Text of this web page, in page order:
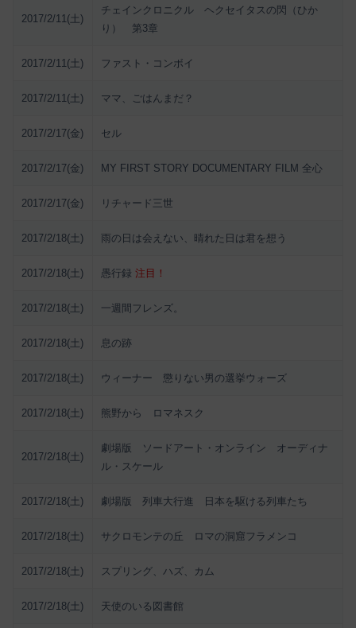
2017/2/11(土)
チェインクロニクル ヘクセイタスの閃（ひか
り） 第3章
2017/2/11(土) ファスト・コンボイ
2017/2/11(土) ママ、ごはんまだ？
2017/2/17(金) セル
2017/2/17(金) MY FIRST STORY DOCUMENTARY FILM 全心
2017/2/17(金) リチャード三世
2017/2/18(土) 雨の日は会えない、晴れた日は君を想う
2017/2/18(土) 愚行録注目！
2017/2/18(土) 一週間フレンズ。
2017/2/18(土) 息の跡
2017/2/18(土) ウィーナー 懲りない男の選挙ウォーズ
2017/2/18(土) 熊野から ロマネスク
2017/2/18(土)
劇場版 ソードアート・オンライン オーディナ
ル・スケール
2017/2/18(土) 劇場版 列車大行進 日本を駆ける列車たち
2017/2/18(土) サクロモンテの丘 ロマの洞窟フラメンコ
2017/2/18(土) スプリング、ハズ、カム
2017/2/18(土) 天使のいる図書館